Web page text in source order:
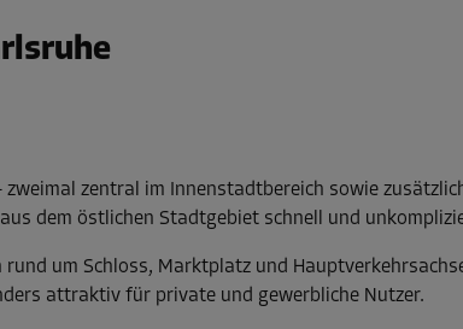
zentral im Innenstadtbereich sowie
dem östlichen Stadtgebiet schnell und
um Schloss, Marktplatz und
attraktiv für private und gewerbliche Nutzer.